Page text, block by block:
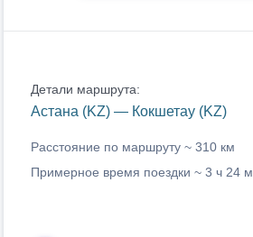
Детали маршрута:
Астана (KZ) — Кокшетау (KZ)
Расстояние по маршруту ~ 310 км
Примерное время поездки ~ 3 ч 24 м